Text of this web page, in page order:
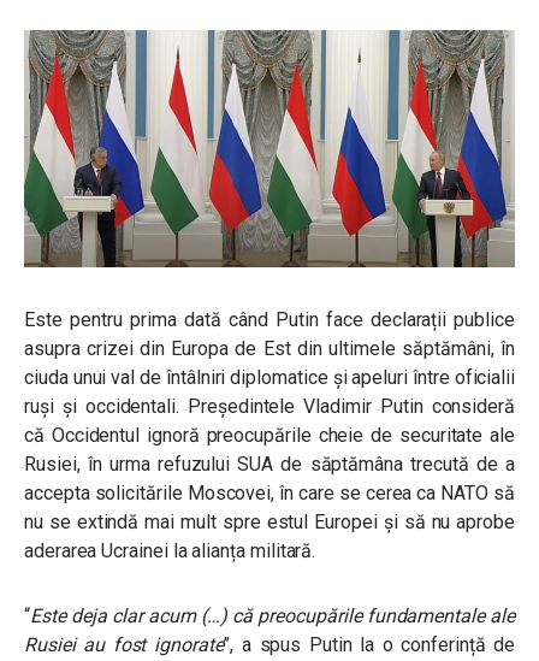
Este pentru prima dată când Putin face declarații publice
asupra crizei din Europa de Est din ultimele săptămâni, în
ciuda unui val de întâlniri diplomatice și apeluri între oficialii
ruși și occidentali. Președintele Vladimir Putin consideră
că Occidentul ignoră preocupările cheie de securitate ale
Rusiei, în urma refuzului SUA de săptămâna trecută de a
accepta solicitările Moscovei, în care se cerea ca NATO să
nu se extindă mai mult spre estul Europei și să nu aprobe
aderarea Ucrainei la alianța militară.
“Este deja clar acum (…) că preocupările fundamentale ale
Rusiei au fost ignorate”, a spus Putin la o conferință de